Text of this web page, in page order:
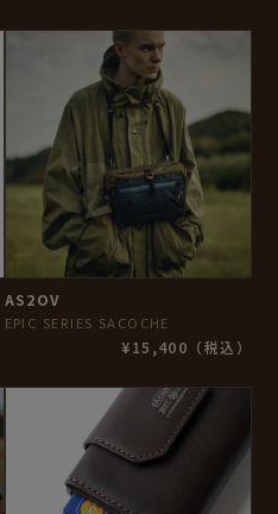
AS2OV
EPIC SERIES SACOCHE
¥15,400（税込）